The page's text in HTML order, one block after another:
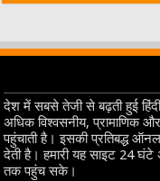
देश में सबसे तेजी से बढ़ती हुई
अधिक विश्वसनीय, प्रामाणिक
पहुंचाती है। इसकी प्रतिबद्ध
देती है। हमारी यह साइट 24
तक पहुंच सके।